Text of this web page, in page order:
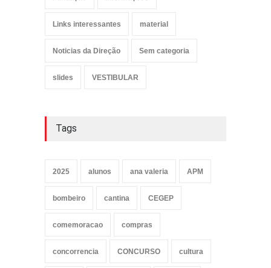
Links interessantes material
Noticias da Direção Sem categoria
slides VESTIBULAR
Tags
2025 alunos ana valeria APM
bombeiro cantina CEGEP
comemoracao compras
concorrencia CONCURSO cultura